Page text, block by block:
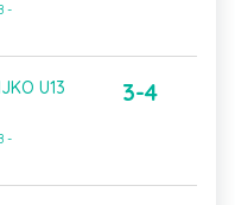
-
U13
-
3-4